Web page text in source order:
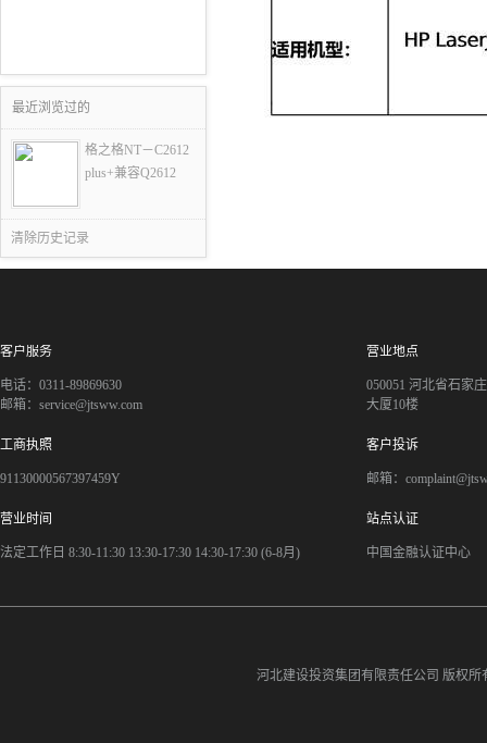
最近浏览过的
格之格NT－C2612
plus+兼容Q2612
清除历史记录
客户服务
电话：0311-89869630
邮箱：service@jtsww.com
营业地点
050051 河北省石家
大厦10楼
工商执照
91130000567397459Y
客户投诉
邮箱：
营业时间
法定工作日 8:30-11:30 13:30-17:30 14:30-17:30 (6-8月)
站点认证
中国金融认证中心
河北建设投资集团有限责任公司 版权所